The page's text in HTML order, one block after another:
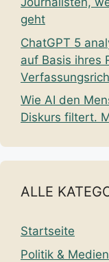
geht
ChatGPT 5
auf Basis ihres
Wie AI den
Diskurs filtert.
ALLE
Startseite
Politik & Medien